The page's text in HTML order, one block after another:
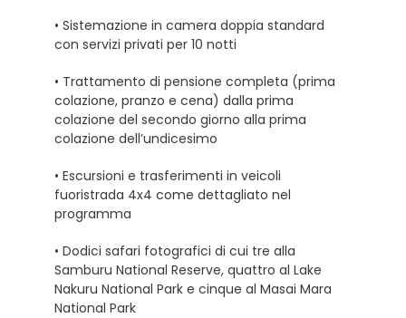
• Sistemazione in camera doppia standard
con servizi privati per 10 notti
• Trattamento di pensione completa (prima
colazione, pranzo e cena) dalla prima
colazione del secondo giorno alla prima
colazione dell’undicesimo
• Escursioni e trasferimenti in veicoli
fuoristrada 4x4 come dettagliato nel
programma
• Dodici safari fotografici di cui tre alla
Samburu National Reserve, quattro al Lake
Nakuru National Park e cinque al Masai Mara
National Park